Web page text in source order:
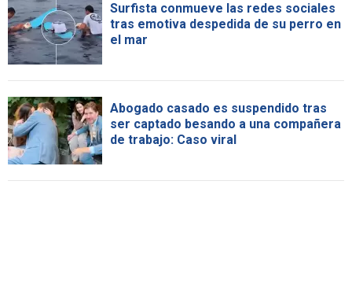
Surfista conmueve las redes sociales
tras emotiva despedida de su perro en
el mar
Abogado casado es suspendido tras
ser captado besando a una compañera
de trabajo: Caso viral